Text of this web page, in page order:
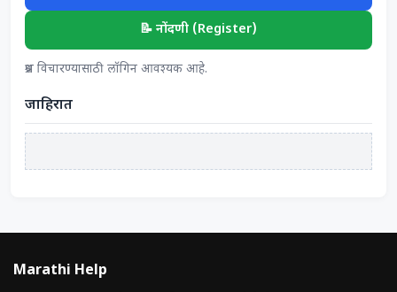
📝 नोंदणी (Register)
प्रश्न विचारण्यासाठी लॉगिन आवश्यक आहे.
जाहिरात
Marathi Help